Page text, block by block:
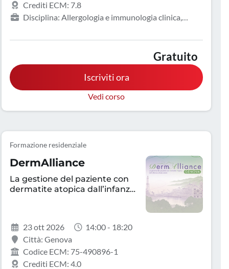
Crediti ECM: 7.8
Disciplina: Allergologia e immunologia clinica,
Gratuito
Iscriviti ora
Vedi corso
Formazione residenziale
DermAlliance
La gestione del paziente con
dermatite atopica dall’infanzia
23 ott 2026
14:00 - 18:20
Città: Genova
Codice ECM: 75-490896-1
Crediti ECM: 4.0